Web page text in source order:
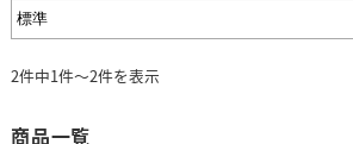
2件中1件～2件を表示
商品一覧